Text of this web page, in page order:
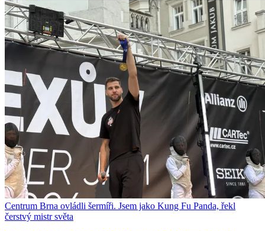
Centrum Brna ovládli šermíři. Jsem jako Kung Fu Panda, řekl
čerstvý mistr světa